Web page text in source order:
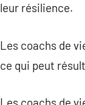
leur résilience.
Les coachs de
ce qui peut